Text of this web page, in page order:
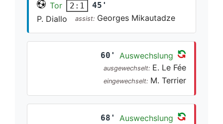
Tor 2:1 45'
P. Diallo assist: Georges Mikautadze
60' Auswechslung
ausgewechselt: E. Le Fée
eingewechselt: M. Terrier
68' Auswechslung